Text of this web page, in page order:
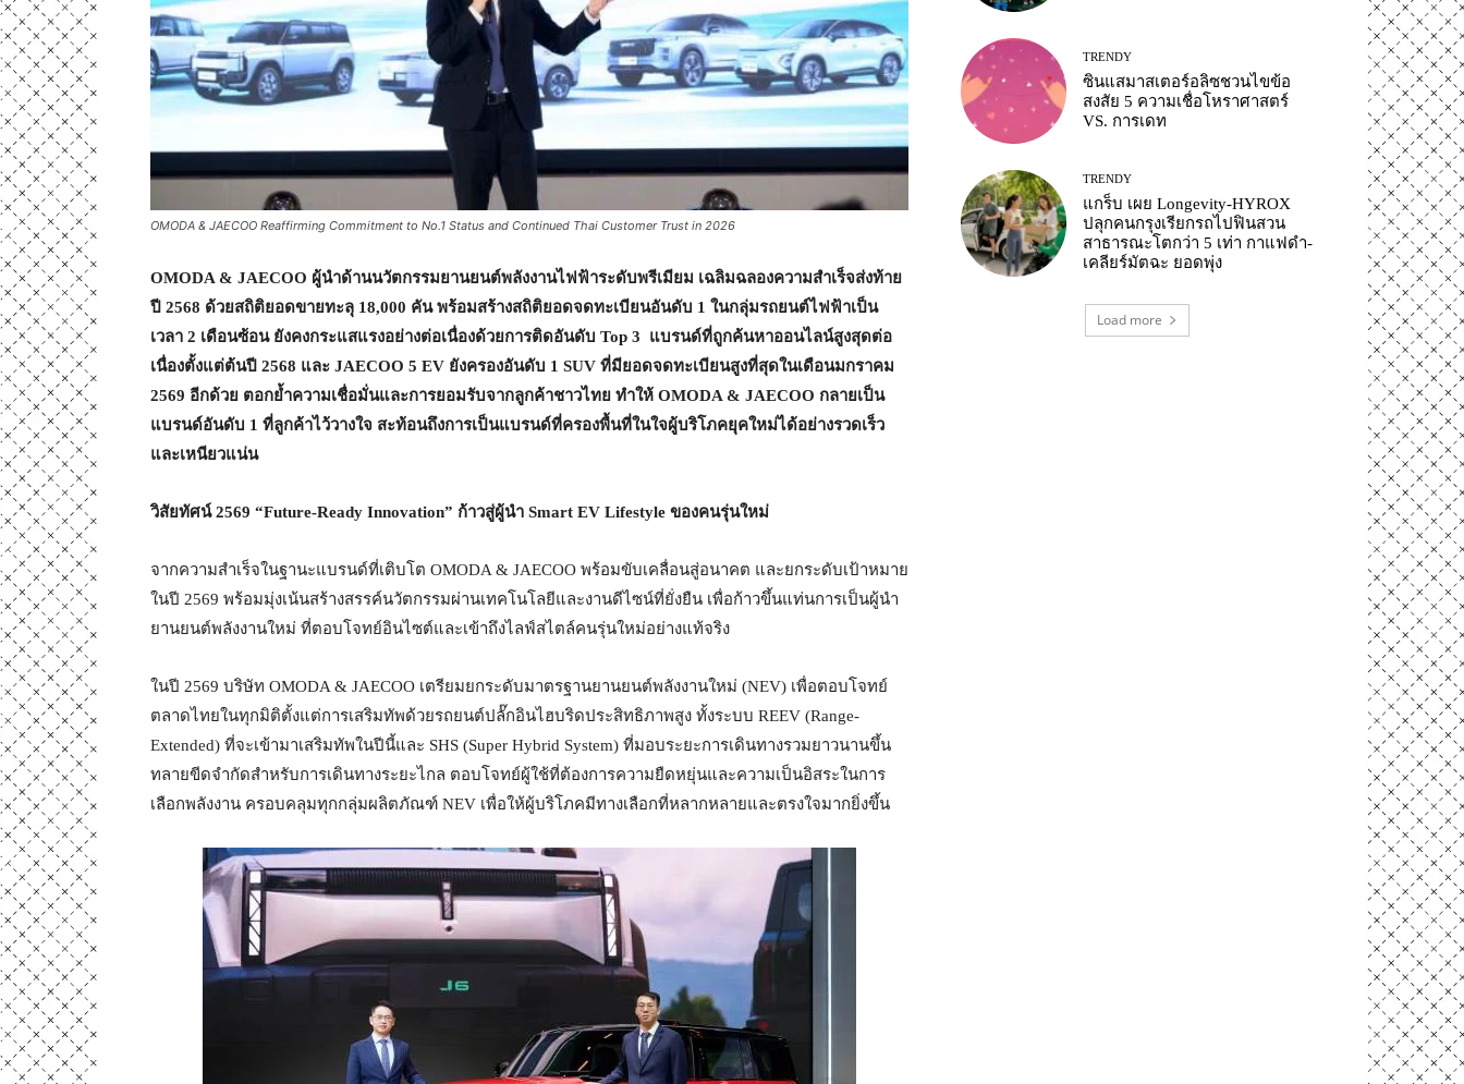
OMODA & JAECOO Reaffirming Commitment to No.1 Status and Continued Thai Customer Trust in 2026
OMODA & JAECOO ผู้นำด้านนวัตกรรมยานยนต์พลังงานไฟฟ้าระดับพรีเมียม เฉลิมฉลองความสำเร็จส่งท้าย
ปี 2568 ด้วยสถิติยอดขายทะลุ 18,000 คัน พร้อมสร้างสถิติยอดจดทะเบียนอันดับ 1 ในกลุ่มรถยนต์ไฟฟ้าเป็น
เวลา 2 เดือนซ้อน ยังคงกระแสแรงอย่างต่อเนื่องด้วยการติดอันดับ Top 3 แบรนด์ที่ถูกค้นหาออนไลน์สูงสุดต่อ
เนื่องตั้งแต่ต้นปี 2568 และ JAECOO 5 EV ยังครองอันดับ 1 SUV ที่มียอดจดทะเบียนสูงที่สุดในเดือนมกราคม
2569 อีกด้วย ตอกย้ำความเชื่อมั่นและการยอมรับจากลูกค้าชาวไทย ทำให้ OMODA & JAECOO กลายเป็น
แบรนด์อันดับ 1 ที่ลูกค้าไว้วางใจ สะท้อนถึงการเป็นแบรนด์ที่ครองพื้นที่ในใจผู้บริโภคยุคใหม่ได้อย่างรวดเร็ว
และเหนียวแน่น
วิสัยทัศน์ 2569 “Future-Ready Innovation” ก้าวสู่ผู้นำ Smart EV Lifestyle ของคนรุ่นใหม่
จากความสำเร็จในฐานะแบรนด์ที่เติบโต OMODA & JAECOO พร้อมขับเคลื่อนสู่อนาคต และยกระดับเป้าหมาย
ในปี 2569 พร้อมมุ่งเน้นสร้างสรรค์นวัตกรรมผ่านเทคโนโลยีและงานดีไซน์ที่ยั่งยืน เพื่อก้าวขึ้นแท่นการเป็นผู้นำ
ยานยนต์พลังงานใหม่ ที่ตอบโจทย์อินไซต์และเข้าถึงไลฟ์สไตล์คนรุ่นใหม่อย่างแท้จริง
ในปี 2569 บริษัท OMODA & JAECOO เตรียมยกระดับมาตรฐานยานยนต์พลังงานใหม่ (NEV) เพื่อตอบโจทย์
ตลาดไทยในทุกมิติตั้งแต่การเสริมทัพด้วยรถยนต์ปลั๊กอินไฮบริดประสิทธิภาพสูง ทั้งระบบ REEV (Range-
Extended) ที่จะเข้ามาเสริมทัพในปีนี้และ SHS (Super Hybrid System) ที่มอบระยะการเดินทางรวมยาวนานขึ้น
ทลายขีดจำกัดสำหรับการเดินทางระยะไกล ตอบโจทย์ผู้ใช้ที่ต้องการความยืดหยุ่นและความเป็นอิสระในการ
เลือกพลังงาน ครอบคลุมทุกกลุ่มผลิตภัณฑ์ NEV เพื่อให้ผู้บริโภคมีทางเลือกที่หลากหลายและตรงใจมากยิ่งขึ้น
TRENDY
ซินแสมาสเตอร์อลิซชวนไขข้อ
สงสัย 5 ความเชื่อโหราศาสตร์
VS. การเดท
TRENDY
แกร็บ เผย Longevity-HYROX
ปลุกคนกรุงเรียกรถไปฟินสวน
สาธารณะโตกว่า 5 เท่า กาแฟดำ-
เคลียร์มัตฉะ ยอดพุ่ง
Load more